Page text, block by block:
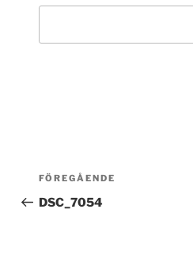
Inläggsnavigering
Föregående
inlägg
FÖREGÅENDE
DSC_7054